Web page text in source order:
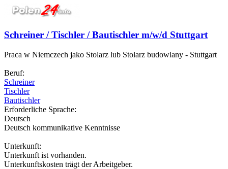
Schreiner / Tischler / Bautischler m/w/d Stuttgart
Praca w Niemczech jako Stolarz lub Stolarz budowlany - Stuttgart
Beruf:
Schreiner
Tischler
Bautischler
Erforderliche Sprache:
Deutsch
Deutsch kommunikative Kenntnisse
Unterkunft:
Unterkunft ist vorhanden.
Unterkunftskosten trägt der Arbeitgeber.